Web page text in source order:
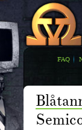
FAQ